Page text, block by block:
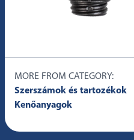
MORE FROM CATEGORY:
Szerszámok és tartozékok
Kenőanyagok